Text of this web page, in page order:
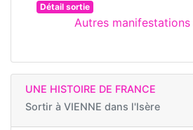
Détail sortie
Autres
UNE HISTOIRE DE FRANCE
Sortir à VIENNE dans l'Isère